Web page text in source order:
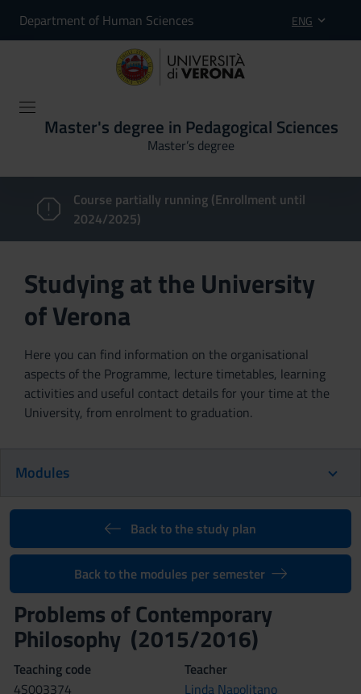
Department of Human Sciences ENG
Master's degree in Pedagogical Sciences
Master’s degree
Course partially running (Enrollment until
2024/2025)
Studying at the University
of Verona
Here you can find information on the organisational
aspects of the Programme, lecture timetables, learning
activities and useful contact details for your time at the
University, from enrolment to graduation.
Modules
Back to the study plan
Back to the modules per semester
Problems of Contemporary
Philosophy (2015/2016)
Teaching code
4S003374
Teacher
Linda Napolitano